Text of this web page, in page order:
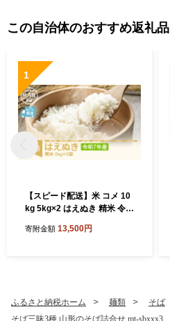
この自治体のおすすめ返礼品
1
【スピード配送】米 コメ 10
kg 5kg×2 はえぬき 精米 令和
hasxa10
寄附金額 13,500円
ふるさと納税ホーム 麺類
そば
そば三昧3種 山形のそば詰合せ mt-sbxxx3